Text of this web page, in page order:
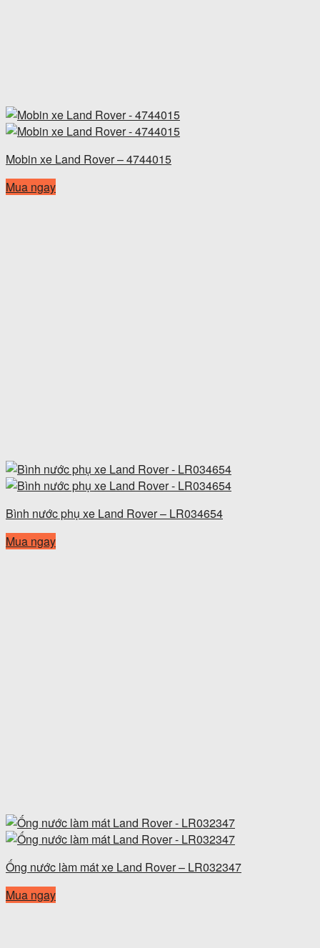
Mobin xe Land Rover – 4744015
Mua ngay
Bình nước phụ xe Land Rover – LR034654
Mua ngay
Ống nước làm mát xe Land Rover – LR032347
Mua ngay